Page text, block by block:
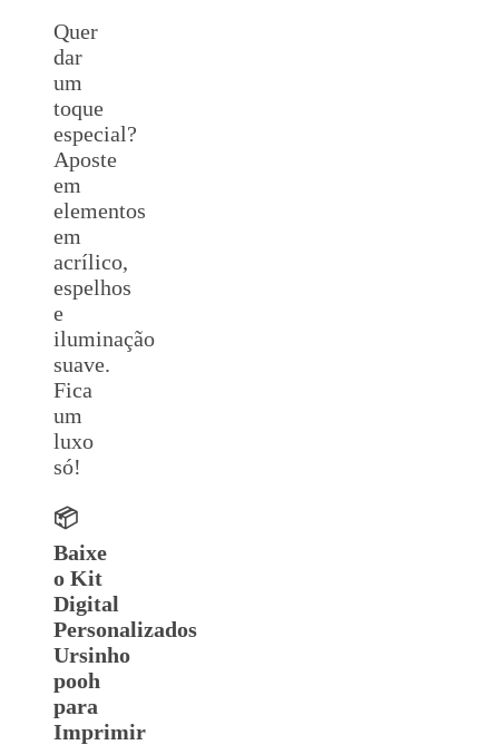
Quer
dar
um
toque
especial?
Aposte
em
elementos
em
acrílico,
espelhos
e
iluminação
suave.
Fica
um
luxo
só!
📦
Baixe
o Kit
Digital
Personalizados
Ursinho
pooh
para
Imprimir